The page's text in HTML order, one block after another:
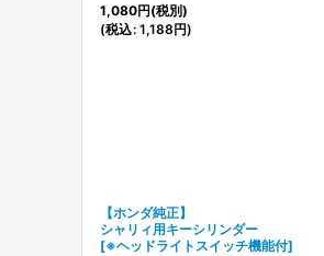
1,080円(税別)
(税込: 1,188円)
【ホンダ純正】
シャリィ用キーシリンダー
[※ヘッドライトスイッチ機能付]